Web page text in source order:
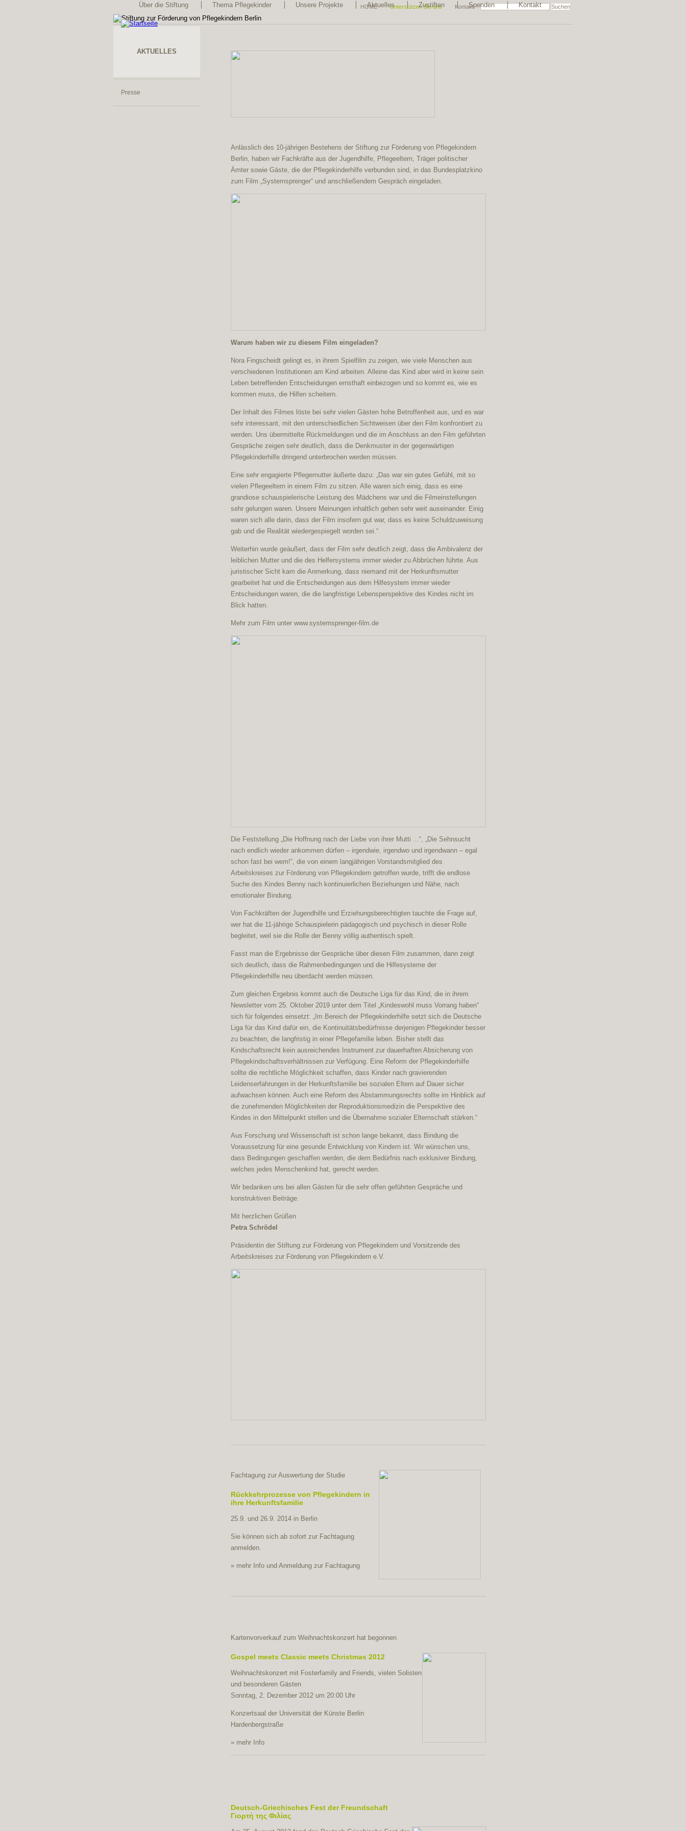
HOME Unterstützen Sie uns Kontakt
Über die Stiftung Thema Pflegekinder Unsere Projekte Aktuelles Zustiften Spenden Kontakt
AKTUELLES
Presse
Anlässlich des 10-jährigen Bestehens der Stiftung zur Förderung von Pflegekindern
Berlin, haben wir Fachkräfte aus der Jugendhilfe, Pflegeeltern, Träger politischer
Ämter sowie Gäste, die der Pflegekinderhilfe verbunden sind, in das Bundesplatzkino
zum Film „Systemsprenger“ und anschließendem Gespräch eingeladen.
Warum haben wir zu diesem Film eingeladen?
Nora Fingscheidt gelingt es, in ihrem Spielfilm zu zeigen, wie viele Menschen aus
verschiedenen Institutionen am Kind arbeiten. Alleine das Kind aber wird in keine sein
Leben betreffenden Entscheidungen ernsthaft einbezogen und so kommt es, wie es
kommen muss, die Hilfen scheitern.
Der Inhalt des Filmes löste bei sehr vielen Gästen hohe Betroffenheit aus, und es war
sehr interessant, mit den unterschiedlichen Sichtweisen über den Film konfrontiert zu
werden. Uns übermittelte Rückmeldungen und die im Anschluss an den Film geführten
Gespräche zeigen sehr deutlich, dass die Denkmuster in der gegenwärtigen
Pflegekinderhilfe dringend unterbrochen werden müssen.
Eine sehr engagierte Pflegemutter äußerte dazu: „Das war ein gutes Gefühl, mit so
vielen Pflegeeltern in einem Film zu sitzen. Alle waren sich einig, dass es eine
grandiose schauspielerische Leistung des Mädchens war und die Filmeinstellungen
sehr gelungen waren. Unsere Meinungen inhaltlich gehen sehr weit auseinander. Einig
waren sich alle darin, dass der Film insofern gut war, dass es keine Schuldzuweisung
gab und die Realität wiedergespiegelt worden sei.“
Weiterhin wurde geäußert, dass der Film sehr deutlich zeigt, dass die Ambivalenz der
leiblichen Mutter und die des Helfersystems immer wieder zu Abbrüchen führte. Aus
juristischer Sicht kam die Anmerkung, dass niemand mit der Herkunftsmutter
gearbeitet hat und die Entscheidungen aus dem Hilfesystem immer wieder
Entscheidungen waren, die die langfristige Lebensperspektive des Kindes nicht im
Blick hatten.
Mehr zum Film unter www.systemsprenger-film.de
Die Feststellung „Die Hoffnung nach der Liebe von ihrer Mutti ...“, „Die Sehnsucht
nach endlich wieder ankommen dürfen – irgendwie, irgendwo und irgendwann – egal
schon fast bei wem!“, die von einem langjährigen Vorstandsmitglied des
Arbeitskreises zur Förderung von Pflegekindern getroffen wurde, trifft die endlose
Suche des Kindes Benny nach kontinuierlichen Beziehungen und Nähe, nach
emotionaler Bindung.
Von Fachkräften der Jugendhilfe und Erziehungsberechtigten tauchte die Frage auf,
wer hat die 11-jährige Schauspielerin pädagogisch und psychisch in dieser Rolle
begleitet, weil sie die Rolle der Benny völlig authentisch spielt.
Fasst man die Ergebnisse der Gespräche über diesen Film zusammen, dann zeigt
sich deutlich, dass die Rahmenbedingungen und die Hilfesysteme der
Pflegekinderhilfe neu überdacht werden müssen.
Zum gleichen Ergebnis kommt auch die Deutsche Liga für das Kind, die in ihrem
Newsletter vom 25. Oktober 2019 unter dem Titel „Kindeswohl muss Vorrang haben“
sich für folgendes einsetzt: „Im Bereich der Pflegekinderhilfe setzt sich die Deutsche
Liga für das Kind dafür ein, die Kontinuitätsbedürfnisse derjenigen Pflegekinder besser
zu beachten, die langfristig in einer Pflegefamilie leben. Bisher stellt das
Kindschaftsrecht kein ausreichendes Instrument zur dauerhaften Absicherung von
Pflegekindschaftsverhältnissen zur Verfügung. Eine Reform der Pflegekinderhilfe
sollte die rechtliche Möglichkeit schaffen, dass Kinder nach gravierenden
Leidenserfahrungen in der Herkunftsfamilie bei sozialen Eltern auf Dauer sicher
aufwachsen können. Auch eine Reform des Abstammungsrechts sollte im Hinblick auf
die zunehmenden Möglichkeiten der Reproduktionsmedizin die Perspektive des
Kindes in den Mittelpunkt stellen und die Übernahme sozialer Elternschaft stärken.“
Aus Forschung und Wissenschaft ist schon lange bekannt, dass Bindung die
Voraussetzung für eine gesunde Entwicklung von Kindern ist. Wir wünschen uns,
dass Bedingungen geschaffen werden, die dem Bedürfnis nach exklusiver Bindung,
welches jedes Menschenkind hat, gerecht werden.
Wir bedanken uns bei allen Gästen für die sehr offen geführten Gespräche und
konstruktiven Beiträge.
Mit herzlichen Grüßen
Petra Schrödel
Präsidentin der Stiftung zur Förderung von Pflegekindern und Vorsitzende des
Arbeitskreises zur Förderung von Pflegekindern e.V.
Fachtagung zur Auswertung der Studie
Rückkehrprozesse von Pflegekindern in
ihre Herkunftsfamilie
25.9. und 26.9. 2014 in Berlin
Sie können sich ab sofort zur Fachtagung
anmelden.
» mehr Info und Anmeldung zur Fachtagung
Kartenvorverkauf zum Weihnachtskonzert hat begonnen
Gospel meets Classic meets Christmas 2012
Weihnachtskonzert mit Fosterfamily and Friends, vielen Solisten
und besonderen Gästen
Sonntag, 2. Dezember 2012 um 20:00 Uhr
Konzertsaal der Universität der Künste Berlin
Hardenbergstraße
» mehr Info
Deutsch-Griechisches Fest der Freundschaft
Γιορτή της Φιλίας